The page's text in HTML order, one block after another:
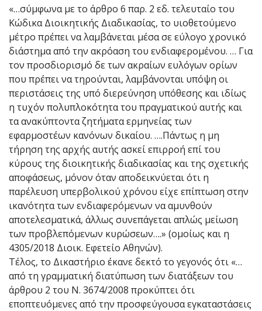
«…σύμφωνα με το άρθρο 6 παρ. 2 εδ. τελευταίο του
Κώδικα Διοικητικής Διαδικασίας, το υιοθετούμενο
μέτρο πρέπει να λαμβάνεται μέσα σε εύλογο χρονικό
διάστημα από την ακρόαση του ενδιαφερομένου. … Για
τον προσδιορισμό δε των ακραίων ευλόγων ορίων
που πρέπει να τηρούνται, λαμβάνονται υπόψη οι
περιστάσεις της υπό διερεύνηση υπόθεσης και ιδίως
η τυχόν πολυπλοκότητα του πραγματικού αυτής και
τα ανακύπτοντα ζητήματα ερμηνείας των
εφαρμοστέων κανόνων δικαίου. ….Πάντως η μη
τήρηση της αρχής αυτής ασκεί επιρροή επί του
κύρους της διοικητικής διαδικασίας και της σχετικής
αποφάσεως, μόνον όταν αποδεικνύεται ότι η
παρέλευση υπερβολικού χρόνου είχε επίπτωση στην
ικανότητα των ενδιαφερόμενων να αμυνθούν
αποτελεσματικά, άλλως συνεπάγεται απλώς μείωση
των προβλεπόμενων κυρώσεων….» (ομοίως και η
4305/2018 Διοικ. Εφετείο Αθηνών).
Τέλος, το Δικαστήριο έκανε δεκτό το γεγονός ότι «…
από τη γραμματική διατύπωση των διατάξεων του
άρθρου 2 του Ν. 3674/2008 προκύπτει ότι
εποπτευόμενες από την προσφεύγουσα εγκαταστάσεις